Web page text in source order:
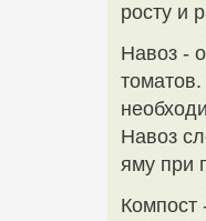
росту и
Навоз -
Навоз
яму при
Компост